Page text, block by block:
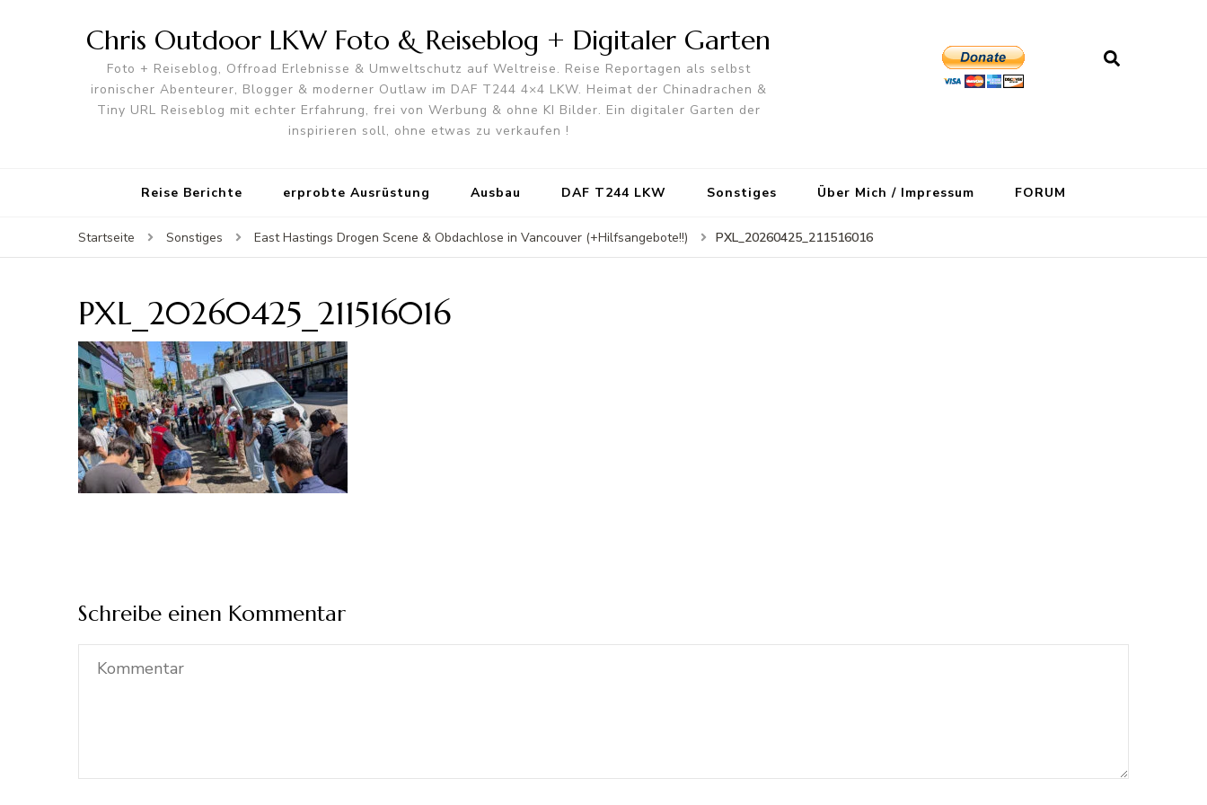
Chris Outdoor LKW Foto & Reiseblog + Digitaler Garten
Foto + Reiseblog, Offroad Erlebnisse & Umweltschutz auf Weltreise. Reise Reportagen als selbst
ironischer Abenteurer, Blogger & moderner Outlaw im DAF T244 4×4 LKW. Heimat der Chinadrachen &
Tiny URL Reiseblog mit echter Erfahrung, frei von Werbung & ohne KI Bilder. Ein digitaler Garten der
inspirieren soll, ohne etwas zu verkaufen !
Reise Berichte erprobte Ausrüstung Ausbau DAF T244 LKW Sonstiges Über Mich / Impressum FORUM
Startseite Sonstiges East Hastings Drogen Scene & Obdachlose in Vancouver (+Hilfsangebote!!) PXL_20260425_211516016
PXL_20260425_211516016
Schreibe einen Kommentar